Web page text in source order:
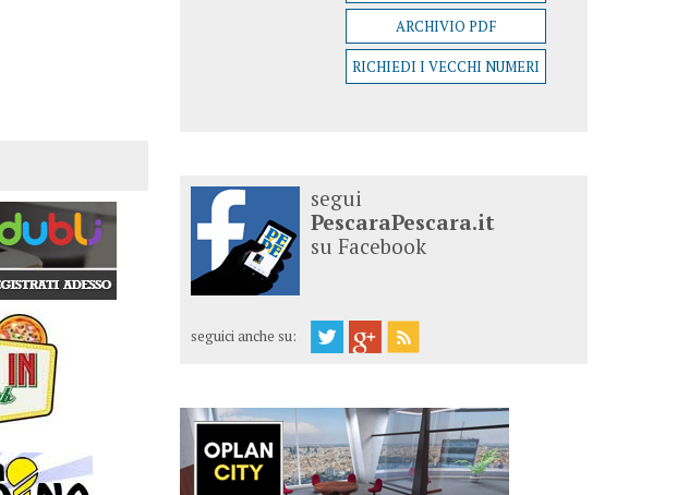
ARCHIVIO PDF
RICHIEDI I VECCHI NUMERI
segui
PescaraPescara.it
su Facebook
seguici anche su: